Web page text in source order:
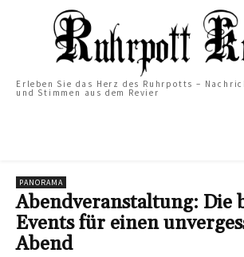
Erleben Sie das Herz des Ruhrpotts –
und Stimmen aus dem Revier
PANORAMA
Abendveranstaltung: Die
Events für einen
Abend